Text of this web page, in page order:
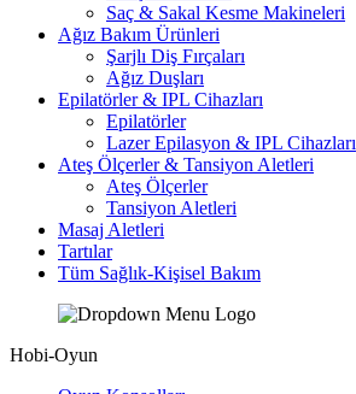
Saç & Sakal Kesme Makineleri
Ağız Bakım Ürünleri
Şarjlı Diş Fırçaları
Ağız Duşları
Epilatörler & IPL Cihazları
Epilatörler
Lazer Epilasyon & IPL Cihazları
Ateş Ölçerler & Tansiyon Aletleri
Ateş Ölçerler
Tansiyon Aletleri
Masaj Aletleri
Tartılar
Tüm Sağlık-Kişisel Bakım
Hobi-Oyun